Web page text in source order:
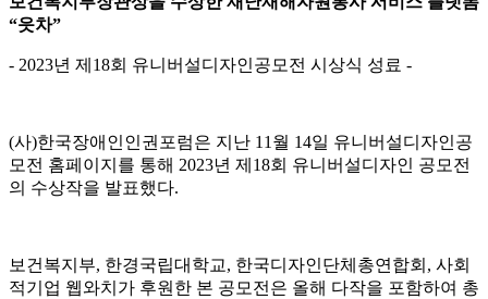
“읏차”
- 2023년 제18회 유니버설디자인공모전 시상식 성료 -
(사)한국장애인인권포럼은 지난 11월 14일 유니버설디자인공
모전 홈페이지를 통해 2023년 제18회 유니버설디자인 공모전
의 수상작을 발표했다.
보건복지부, 한경국립대학교, 한국디자인단체총연합회, 사회
적기업 웹와치가 후원한 본 공모전은 올해 다작을 포함하여 총